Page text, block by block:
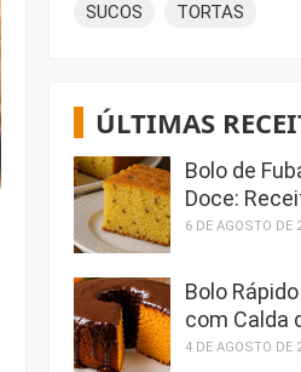
SUCOS TORTAS
ÚLTIMAS
Bolo de
Doce:
6 DE AGOSTO DE
Bolo
com Calda
4 DE AGOSTO DE